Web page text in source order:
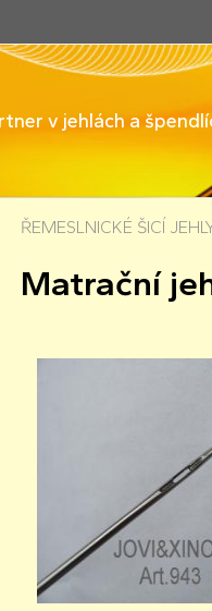
v jehlách a
ŘEMESLNICKÉ ŠICÍ
Matrační